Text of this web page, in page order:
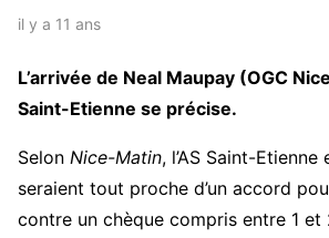
il y a 11 ans
L’arrivée de Neal Maupay (OGC
Saint-Etienne se précise.
Selon Nice-Matin, l’AS Saint-Etienne
seraient tout proche d’un accord
contre un chèque compris entre 1 et